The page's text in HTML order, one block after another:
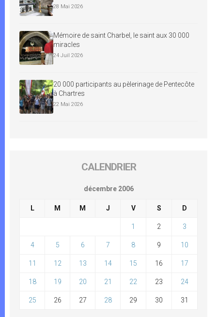
28 Mai 2026
Mémoire de saint Charbel, le saint aux 30 000
miracles
24 Juil 2026
20 000 participants au pèlerinage de Pentecôte
à Chartres
22 Mai 2026
CALENDRIER
décembre 2006
L M M J V S D
1 2 3
4 5 6 7 8 9 10
11 12 13 14 15 16 17
18 19 20 21 22 23 24
25 26 27 28 29 30 31